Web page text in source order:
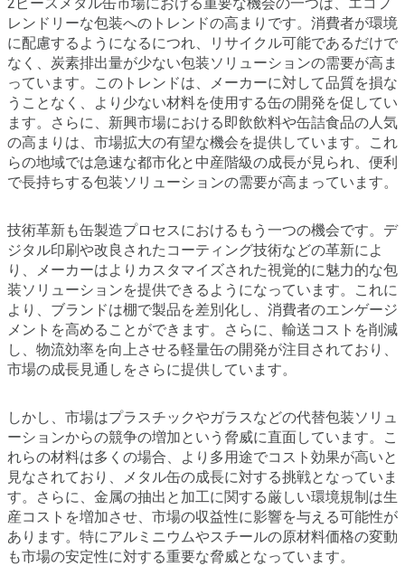
レンドリーな包装へのトレンドの高まりです。消費者が環境
に配慮するようになるにつれ、リサイクル可能であるだけで
なく、炭素排出量が少ない包装ソリューションの需要が高ま
っています。このトレンドは、メーカーに対して品質を損な
うことなく、より少ない材料を使用する缶の開発を促してい
ます。さらに、新興市場における即飲飲料や缶詰食品の人気
の高まりは、市場拡大の有望な機会を提供しています。これ
らの地域では急速な都市化と中産階級の成長が見られ、便利
で長持ちする包装ソリューションの需要が高まっています。
技術革新も缶製造プロセスにおけるもう一つの機会です。デ
ジタル印刷や改良されたコーティング技術などの革新によ
り、メーカーはよりカスタマイズされた視覚的に魅力的な包
装ソリューションを提供できるようになっています。これに
より、ブランドは棚で製品を差別化し、消費者のエンゲージ
メントを高めることができます。さらに、輸送コストを削減
し、物流効率を向上させる軽量缶の開発が注目されており、
市場の成長見通しをさらに提供しています。
しかし、市場はプラスチックやガラスなどの代替包装ソリュ
ーションからの競争の増加という脅威に直面しています。こ
れらの材料は多くの場合、より多用途でコスト効果が高いと
見なされており、メタル缶の成長に対する挑戦となっていま
す。さらに、金属の抽出と加工に関する厳しい環境規制は生
産コストを増加させ、市場の収益性に影響を与える可能性が
あります。特にアルミニウムやスチールの原材料価格の変動
も市場の安定性に対する重要な脅威となっています。